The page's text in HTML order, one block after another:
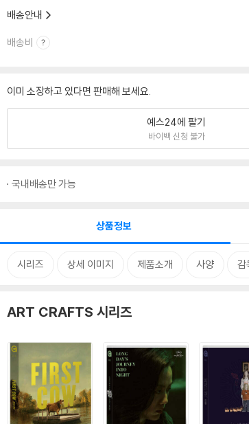
배송안내
배송비
이미 소장하고 있다면 판매해 보세요.
예스24에 팔기
바이백 신청 불가
국내배송만 가능
상품정보
시리즈 상세 이미지 제품소개 사양 감
ART CRAFTS 시리즈